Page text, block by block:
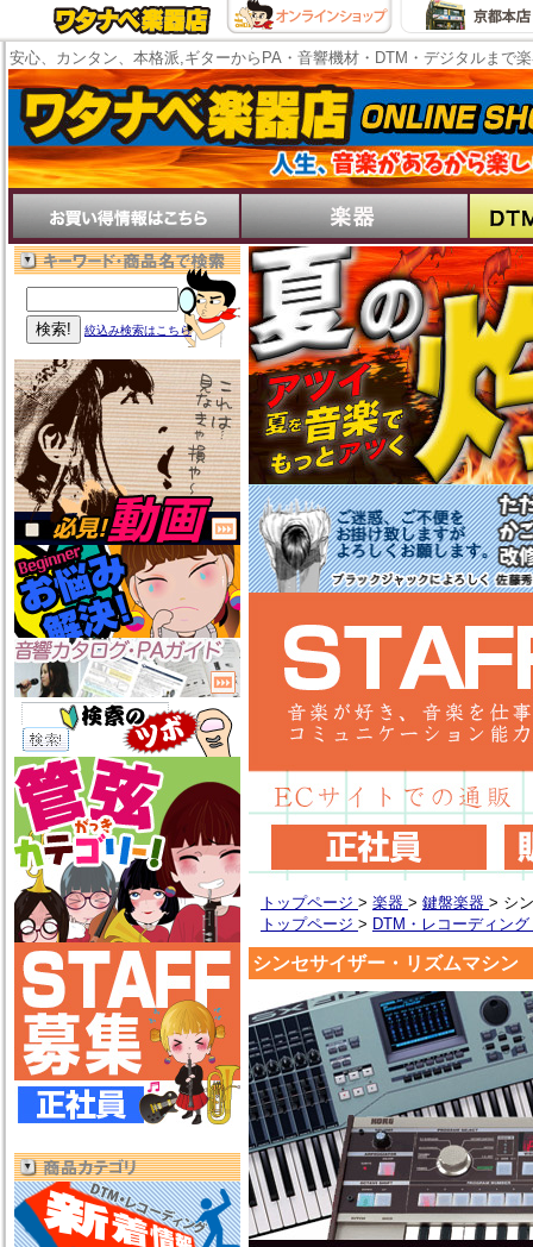
安心、カンタン、本格派,ギターからPA・音響機材・DTM・デジタルまで
絞込み検索はこちら
トップページ > 楽器 > 鍵盤楽器 > シ
トップページ > DTM・レコーディング
シンセサイザー・リズムマシン